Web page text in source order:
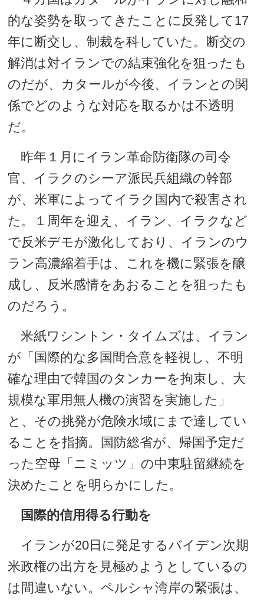
的な姿勢を取ってきたことに反発して17
年に断交し、制裁を科していた。断交の
解消は対イランでの結束強化を狙ったも
のだが、カタールが今後、イランとの関
係でどのような対応を取るかは不透明
だ。
昨年１月にイラン革命防衛隊の司令
官、イラクのシーア派民兵組織の幹部
が、米軍によってイラク国内で殺害され
た。１周年を迎え、イラン、イラクなど
で反米デモが激化しており、イランのウ
ラン高濃縮着手は、これを機に緊張を醸
成し、反米感情をあおることを狙ったも
のだろう。
米紙ワシントン・タイムズは、イラン
が「国際的な多国間合意を軽視し、不明
確な理由で韓国のタンカーを拘束し、大
規模な軍用無人機の演習を実施した」
と、その挑発が危険水域にまで達してい
ることを指摘。国防総省が、帰国予定だ
った空母「ニミッツ」の中東駐留継続を
決めたことを明らかにした。
国際的信用得る行動を
イランが20日に発足するバイデン次期
米政権の出方を見極めようとしているの
は間違いない。ペルシャ湾岸の緊張は、